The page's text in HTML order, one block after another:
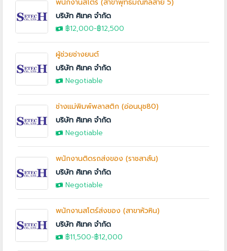
พนักงานสโตร์ (สาขาพุทธมณฑลสาย 5)
บริษัท ศิเทค จำกัด
฿12,000-฿12,500
ผู้ช่วยช่างยนต์
บริษัท ศิเทค จำกัด
Negotiable
ช่างแม่พิมพ์พลาสติก (อ่อนนุช80)
บริษัท ศิเทค จำกัด
Negotiable
พนักงานติดรถส่งของ (ราชสาส์น)
บริษัท ศิเทค จำกัด
Negotiable
พนักงานสโตร์ส่งของ (สาขาหัวหิน)
บริษัท ศิเทค จำกัด
฿11,500-฿12,000